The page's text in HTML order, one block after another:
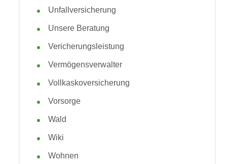
Unfallversicherung
Unsere Beratung
Vericherungsleistung
Vermögensverwalter
Vollkaskoversicherung
Vorsorge
Wald
Wiki
Wohnen